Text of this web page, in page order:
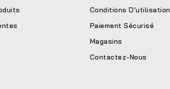
Conditions D'utilisation
Paiement Sécurisé
Magasins
Contactez-Nous